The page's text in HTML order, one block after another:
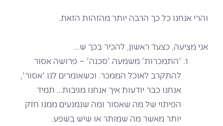
והרי אנחנו כל כך הרבה יותר מהזהות הזאת.
אני מציעה, כצעד ראשון, להכיר בכך ש…
'התמכרות' משמעה 'סכנה' – פרושה אסור
להתקרב לאוכל הממכר. וכשאומרים לנו 'אסור',
אנחנו כבר יודעות איך אנחנו מגיבות… תמיד
הפיתוי של מה שאסור ומה שנמנעים ממנו חזק
יותר מאשר מה שמותר או שיש בשפע.